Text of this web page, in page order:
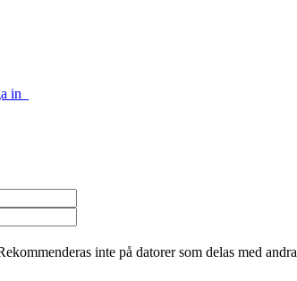
in
inte på datorer som delas med andra